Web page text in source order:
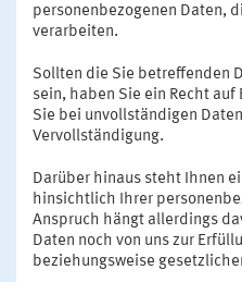
personenbezogenen Daten,
verarbeiten.
Sollten die Sie betreffenden
sein, haben Sie ein Recht
Sie bei unvollständigen
Vervollständigung.
Darüber hinaus steht Ihnen
hinsichtlich Ihrer
Anspruch hängt allerdings
Daten noch von uns zur
beziehungsweise